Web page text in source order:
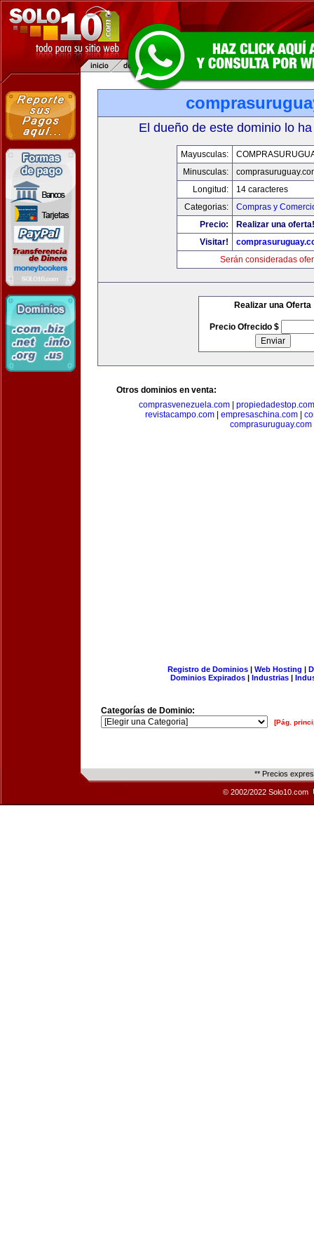
El dueño de este dominio lo
Mayusculas:
Minusculas:
Longitud:
14 caracteres
Categorias:
Compras y
Precio:
Realizar una oferta!
Visitar!
Serán consideradas
Realizar una Oferta
Precio Ofrecido $
Otros dominios en venta:
comprasvenezuela.com
propiedadestop.com
revistacampo.com
empresaschina.com
comprasuruguay.com
Registro de Dominios| Web Hosting |
Dominios Expirados | Industrias |
Categorías de Dominio:
[Pág.
** Precios
© 2002/2022 Solo10.com